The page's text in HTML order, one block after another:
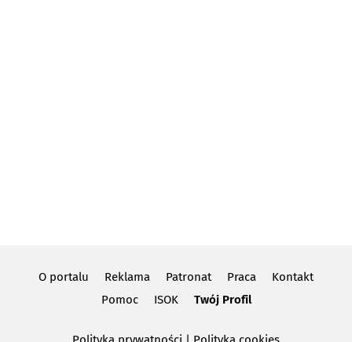
O portalu Reklama Patronat Praca
Kontakt
Pomoc
ISOK Twój Profil